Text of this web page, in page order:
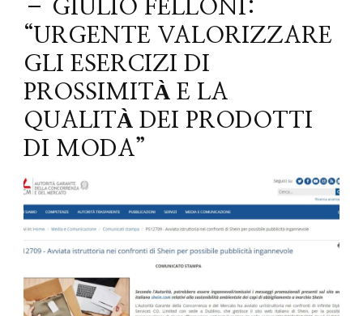
– GIULIO FELLONI:
“URGENTE VALORIZZARE
GLI ESERCIZI DI
PROSSIMITÀ E LA
QUALITÀ DEI PRODOTTI
DI MODA”